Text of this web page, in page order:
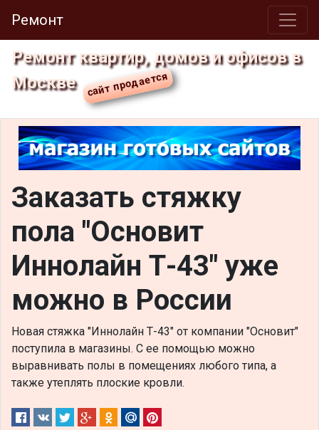
Ремонт
Ремонт квартир, домов и офисов в
Москве
Заказать стяжку
пола "Основит
Иннолайн Т-43" уже
можно в России
Новая стяжка "Иннолайн Т-43" от компании "Основит"
поступила в магазины. С ее помощью можно
выравнивать полы в помещениях любого типа, а
также утеплять плоские кровли.